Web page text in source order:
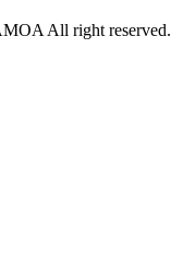
All right reserved.